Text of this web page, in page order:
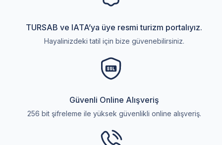
TURSAB ve IATA’ya üye resmi turizm portalıyız.
Hayalinizdeki tatil için bize güvenebilirsiniz.
Güvenli Online Alışveriş
256 bit şifreleme ile yüksek güvenlikli online alışveriş.